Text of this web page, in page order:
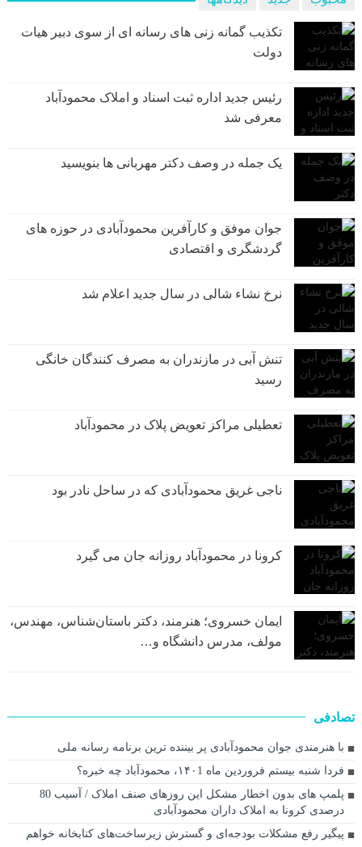
تکذیب گمانه زنی های رسانه ای از سوی دبیر هیات
دولت
رئیس جدید اداره ثبت اسناد و املاک محمودآباد
معرفی شد
یک جمله در وصف دکتر مهربانی ها بنویسید
جوان موفق و کارآفرین محمودآبادی در حوزه های
گردشگری و اقتصادی
نرخ نشاء شالی در سال جدید اعلام شد
تنش آبی در مازندران به مصرف كنندگان خانگی
رسيد
تعطیلی مراکز تعویض پلاک در محمودآباد
ناجی غریق محمودآبادی که در ساحل نادر بود
کرونا در محمودآباد روزانه جان می گیرد
ایمان خسروی؛ هنرمند، دکتر باستان‌شناس، مهندس،
مولف، مدرس دانشگاه و…
تصادفی
با هنرمندی جوان محمودآبادی پر بیننده ترین برنامه رسانه ملی
فردا شنبه بیستم فروردین ماه ۱۴۰1، محمودآباد چه خبره؟
پلمپ های بدون اخطار مشکل این روزهای صنف املاک / آسیب 80
درصدی کرونا به املاک داران محمودآبادی
پيگير رفع مشكلات بودجه‌ای و گسترش زيرساخت‌های كتابخانه‌ خواهم